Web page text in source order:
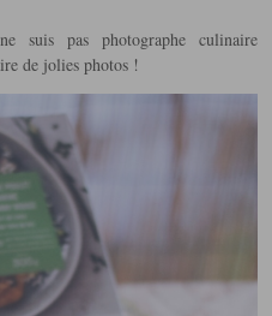
suis pas photographe culinaire
de jolies photos !